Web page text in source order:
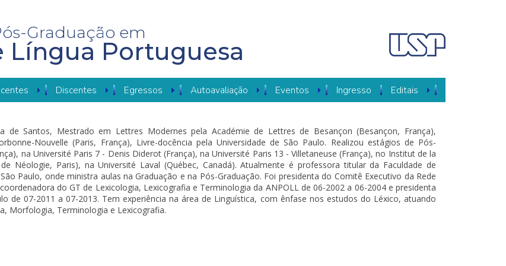
Graduação em
Língua Portuguesa
Discentes Egressos Autoavaliação Eventos Ingresso Editais
de Santos, Mestrado em Lettres Modernes pela Académie de Lettres de Besançon (Besançon, França),
Nouvelle (Paris, França), Livre-docência pela Universidade de São Paulo. Realizou estágios de Pós-
na Université Paris 7 - Denis Diderot (França), na Université Paris 13 - Villetaneuse (França), no Institut de la
Néologie, Paris), na Université Laval (Québec, Canadá). Atualmente é professora titular da Faculdade de
Paulo, onde ministra aulas na Graduação e na Pós-Graduação. Foi presidenta do Comitê Executivo da Rede
do GT de Lexicologia, Lexicografia e Terminologia da ANPOLL de 06-2002 a 06-2004 e presidenta
de 07-2011 a 07-2013. Tem experiência na área de Linguística, com ênfase nos estudos do Léxico, atuando
Morfologia, Terminologia e Lexicografia.